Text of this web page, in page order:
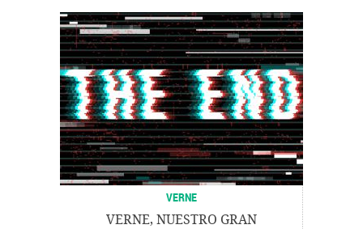
VERNE
VERNE, NUESTRO GRAN